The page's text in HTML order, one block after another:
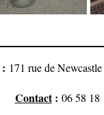
: 171 rue de
Contact : 06 58 18